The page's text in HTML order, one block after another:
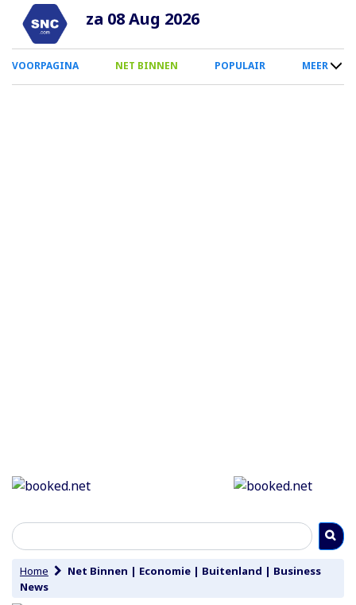
Overslaan
naar
inhoud
za 08 Aug 2026
0
Smartphone
VOORPAGINA NET BINNEN POPULAIR MEER
Home Net Binnen | Economie | Buitenland | Business
News